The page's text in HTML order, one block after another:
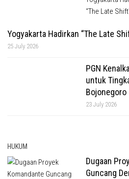
Yogyakarta Hadirkan “The Late
25 July 2026
PGN
untuk
Bojonegoro
23 July 2026
HUKUM
Dugaan
Guncang